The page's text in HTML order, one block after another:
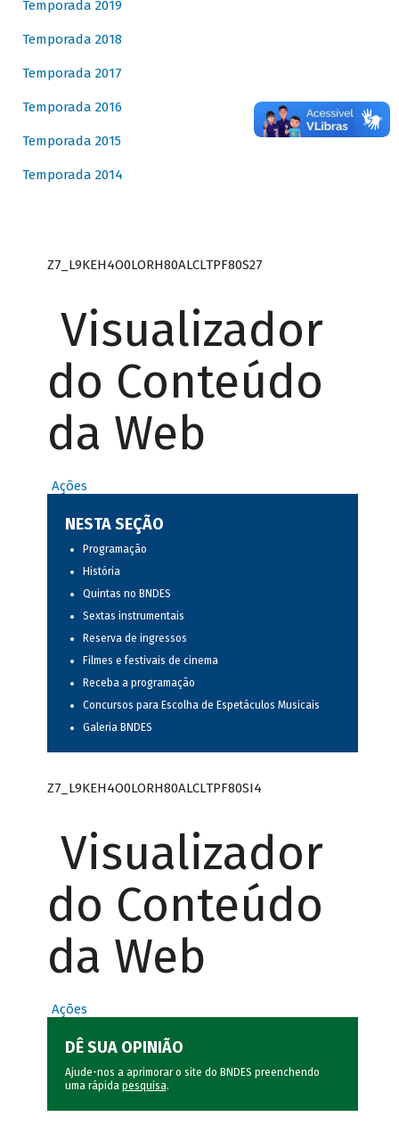
Temporada 2019
Temporada 2018
Temporada 2017
Temporada 2016
Temporada 2015
Temporada 2014
Z7_L9KEH4O0LORH80ALCLTPF80S27
Visualizador
do Conteúdo
da Web
Ações
NESTA SEÇÃO
Programação
História
Quintas no BNDES
Sextas instrumentais
Reserva de ingressos
Filmes e festivais de cinema
Receba a programação
Concursos para Escolha de Espetáculos Musicais
Galeria BNDES
Z7_L9KEH4O0LORH80ALCLTPF80SI4
Visualizador
do Conteúdo
da Web
Ações
DÊ SUA OPINIÃO
Ajude-nos a aprimorar o site do BNDES preenchendo
uma rápida pesquisa.